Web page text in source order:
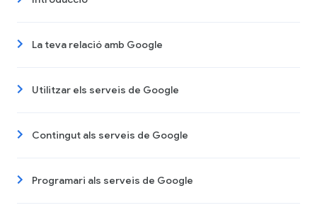
La teva relació amb Google
Utilitzar els serveis de Google
Contingut als serveis de Google
Programari als serveis de Google